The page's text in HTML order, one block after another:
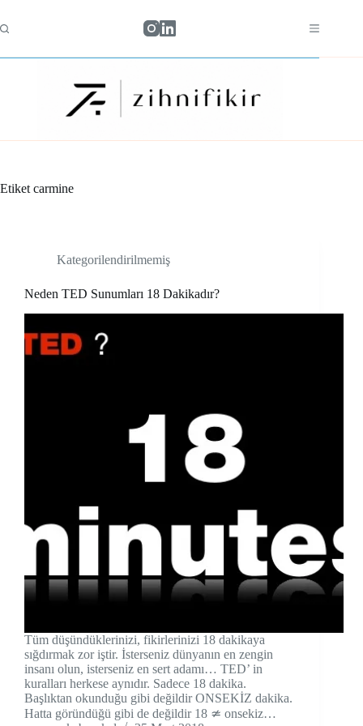
content
Etiket carmine
Kategorilendirilmemiş
Neden TED Sunumları 18 Dakikadır?
Tüm düşündüklerinizi, fikirlerinizi 18 dakikaya
sığdırmak zor iştir. İsterseniz dünyanın en zengin
insanı olun, isterseniz en sert adamı… TED’ in
kuralları herkese aynıdır. Sadece 18 dakika.
Başlıktan okunduğu gibi değildir ONSEKİZ dakika.
Hatta göründüğü gibi de değildir 18 ≄ onsekiz…